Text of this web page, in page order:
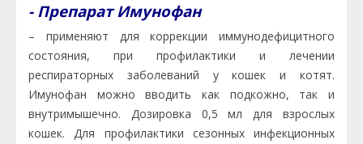
- Препарат Имунофан
– применяют для коррекции иммунодефицитного
состояния, при профилактики и лечении
респираторных заболеваний у кошек и котят.
Имунофан можно вводить как подкожно, так и
внутримышечно. Дозировка 0,5 мл для взрослых
кошек. Для профилактики сезонных инфекционных